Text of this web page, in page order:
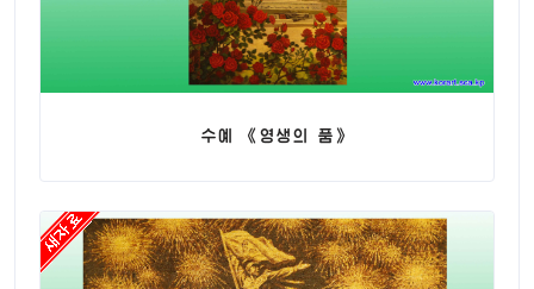
수예 《영생의 품》